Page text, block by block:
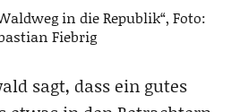
in die Republik“, Foto:
Fiebrig
sagt, dass ein gutes